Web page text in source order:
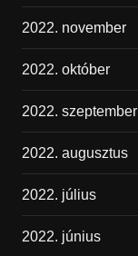
2022. november
2022. október
2022. szeptember
2022. augusztus
2022. július
2022. június